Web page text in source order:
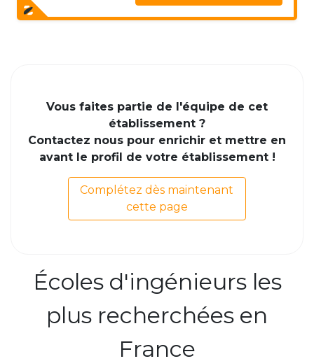
Vous faites partie de l'équipe de cet
établissement ?
Contactez nous pour enrichir et mettre en
avant le profil de votre établissement !
Complétez dès maintenant
cette page
Écoles d'ingénieurs les
plus recherchées en
France